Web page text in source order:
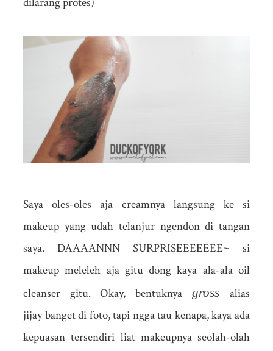
Saya oles-oles aja creamnya langsung ke si
makeup yang udah telanjur ngendon di tangan
saya. DAAAANNN SURPRISEEEEEEE~ si
makeup meleleh aja gitu dong kaya ala-ala oil
cleanser gitu. Okay, bentuknyagrossalias
jijay banget di foto, tapi ngga tau kenapa, kaya ada
kepuasan tersendiri liat makeupnya seolah-olah